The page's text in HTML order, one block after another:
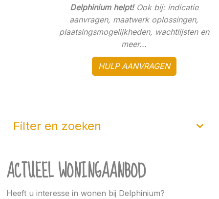
Delphinium helpt! Ook bij: indicatie
aanvragen, maatwerk oplossingen,
plaatsingsmogelijkheden, wachtlijsten en
meer...
HULP AANVRAGEN
filter en zoeken
ACTUEEL WONINGAANBOD
Heeft u interesse in wonen bij Delphinium?